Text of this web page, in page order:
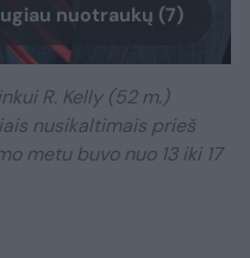
nuotraukų (7)
R. Kelly (52 m.)
nusikaltimais prieš
metu buvo nuo 13 iki 17